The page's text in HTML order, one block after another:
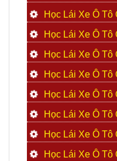
Học Lái Xe Ô Tô
Học Lái Xe Ô Tô
Học Lái Xe Ô Tô
Học Lái Xe Ô Tô
Học Lái Xe Ô Tô
Học Lái Xe Ô Tô
Học Lái Xe Ô Tô
Học Lái Xe Ô Tô